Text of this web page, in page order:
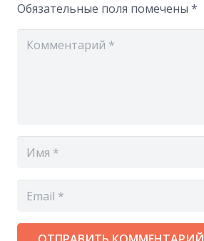
Обязательные поля помечены *